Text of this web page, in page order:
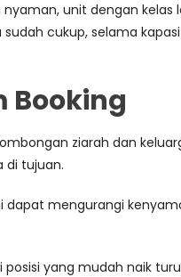
unit dengan kelas
cukup, selama
Booking
ziarah dan
di tujuan.
mengurangi
yang mudah naik